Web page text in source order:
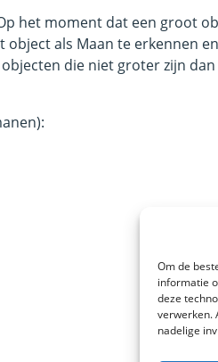
Om de
informatie
deze
verwerken.
nadelige
het moment dat een groot
als Maan te erkennen
die niet groter zijn dan